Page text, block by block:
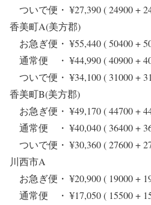
ついで便・ ¥27,390 ( 24900
香美町A(美方郡)
お急ぎ便・ ¥55,440 ( 50400 +
通常便 ・ ¥44,990 ( 40900 +
ついで便・ ¥34,100 ( 31000
香美町B(美方郡)
お急ぎ便・ ¥49,170 ( 44700 +
通常便 ・ ¥40,040 ( 36400 +
ついで便・ ¥30,360 ( 27600
川西市A
お急ぎ便・ ¥20,900 ( 19000 +
通常便 ・ ¥17,050 ( 15500 +